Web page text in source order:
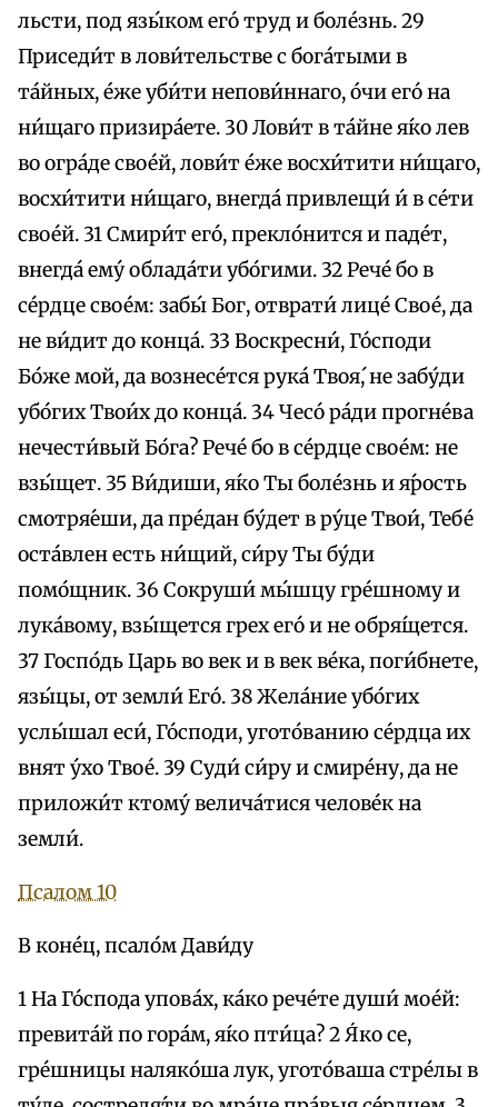
льсти, под язы́ком eго́ труд и боле́знь. 29
Приседи́т в лови́тельстве с бога́тыми в
та́йных, éже уби́ти непови́ннаго, óчи eго́ на
ни́щаго призира́ете. 30 Лови́т в та́йне я́ко лев
во огра́де свое́й, лови́т éже восхи́тити ни́щаго,
восхи́тити ни́щаго, внегда́ привлещи́ и́ в се́ти
свое́й. 31 Смири́т eго́, прекло́нится и паде́т,
внегда́ eму́ облада́ти убо́гими. 32 Рече́ бо в
се́рдце свое́м: забы́ Бог, отврати́ лице́ Свое́, да
не ви́дит до конца́. 33 Воскресни́, Го́споди
Бо́же мой, да вознесе́тся рука́ Твоя́, не забу́ди
убо́гих Твои́х до конца́. 34 Чесо́ ра́ди прогне́ва
нечести́вый Бо́га? Рече́ бо в се́рдце свое́м: не
взы́щет. 35 Ви́диши, я́ко Ты боле́знь и я́рость
смотря́еши, да пре́дан бу́дет в ру́це Твои́, Тебе́
оста́влен eсть ни́щий, си́ру Ты бу́ди
помо́щник. 36 Сокруши́ мы́шцу гре́шному и
лука́вому, взы́щется грех eго́ и не обря́щется.
37 Госпо́дь Царь во век и в век ве́ка, поги́бнете,
язы́цы, от земли́ Его́. 38 Жела́ние убо́гих
услы́шал eси́, Го́споди, угото́ванию се́рдца их
внят у́хо Твое́. 39 Суди́ си́ру и смире́ну, да не
приложи́т ктому́ велича́тися челове́к на
земли́.
Псалом 10
В коне́ц, псало́м Дави́ду
1 На Го́спода упова́х, ка́ко рече́те души́ мое́й:
превита́й по гора́м, я́ко пти́ца? 2 Я́ко се,
гре́шницы наляко́ша лук, угото́ваша стре́лы в